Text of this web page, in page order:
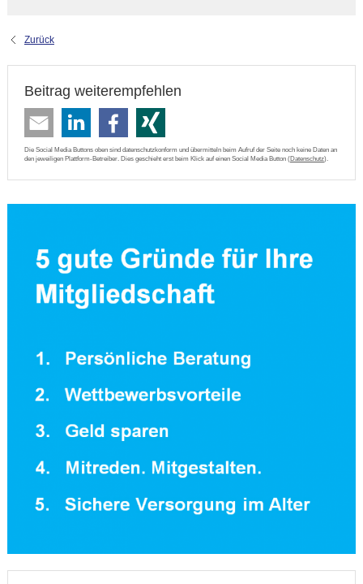
Zurück
Beitrag weiterempfehlen
Die Social Media Buttons oben sind datenschutzkonform und übermitteln beim Aufruf der Seite noch keine Daten an
den jeweiligen Plattform-Betreiber. Dies geschieht erst beim Klick auf einen Social Media Button (Datenschutz).